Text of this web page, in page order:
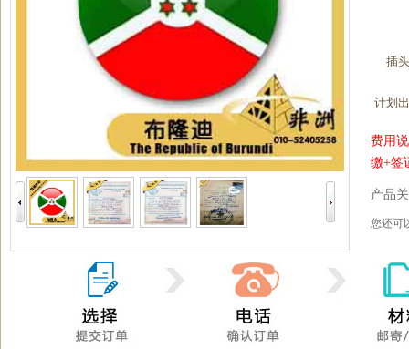
插
计划
费用
缴+签
产品
您还